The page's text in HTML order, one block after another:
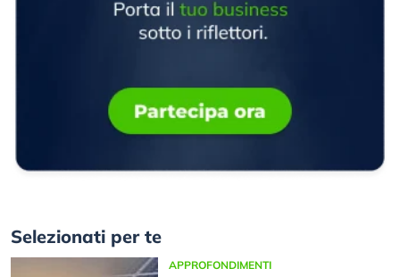
Selezionati per te
APPROFONDIMENTI